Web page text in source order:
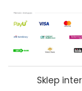
Sklep